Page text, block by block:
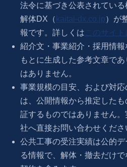
法令に基づき公表されている
解体DX（ kaitai-dx.co.jp）が
報です。詳しくは このサイ
紹介文・事業紹介・採用情
もとに生成した参考文章で
はありません。
事業規模の目安、および対
は、公開情報から推定した
証するものではありません
社へ直接お問い合わせくださ
公共工事の受注実績は公的
る情報で、解体・撤去だけ